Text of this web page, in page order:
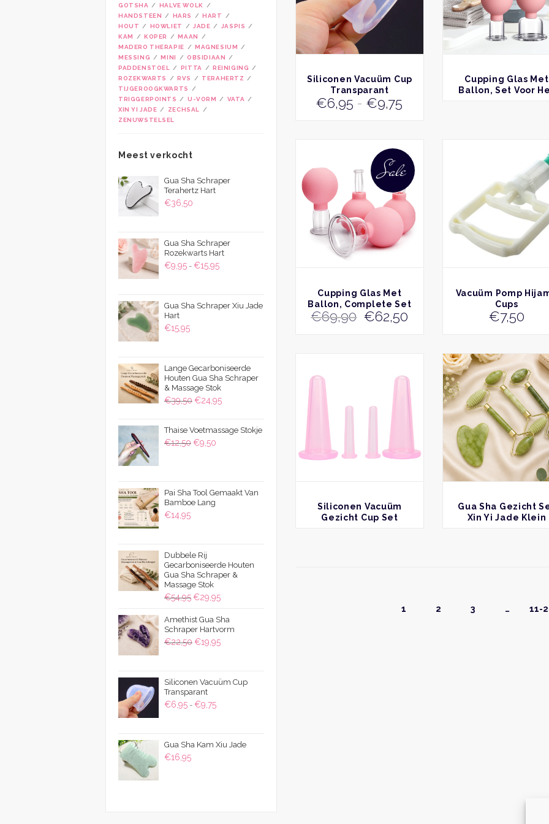
BEKIJK
productpagina
Siliconen Vacuüm Cup
Transparant
€6,95 - €9,75
BEKIJK
Cupping Glas Met
Ballon, Set Voor
BEKIJK
Sale
Cupping Glas Met
Ballon, Complete Set
Nieuwe Stijl
€69,90 Oorspronkelijke
€62,50
€62,50.
BEKIJK
Vacuüm Pomp
Cups
€7,50
BEKIJK
Siliconen Vacuüm
Gezicht Cup Set
BEKIJK
Gua Sha Gezicht
Xin Yi Jade Klein
1 2 3 … 11-
GOTSHA
HALVE WOLK
HANDSTEEN
HARS
HART
HOUT
HOWLIET JADE
JASPIS
KAM
KOPER
MAAN
MADERO THERAPIE
MAGNESIUM
MESSING
MINI
OBSIDIAAN
PADDENSTOEL
PITTA
REINIGING
ROZEKWARTS
RVS
TERAHERTZ
TIJGEROOGKWARTS
TRIGGERPOINTS
U-VORM
VATA
XIN YI JADE
ZECHSAL
ZENUWSTELSEL
Meest verkocht
Gua Sha Schraper
Terahertz Hart
€36,50
Gua Sha Schraper
Rozekwarts Hart
€9,95 - €15,95Prijsklasse:
€15,95
Gua Sha Schraper Xiu Jade
Hart
€15,95
Lange Gecarboniseerde
Houten Gua Sha Schraper
& Massage Stok
€39,50 Oorspronkelijke
was:
€39,50.
€24,95Huidige
is:
Thaise Voetmassage Stokje
€12,50 Oorspronkelijke
€9,50Huidige
Pai Sha Tool Gemaakt Van
Bamboe Lang
€14,95
Dubbele Rij
Gecarboniseerde Houten
Gua Sha Schraper &
Massage Stok
€54,95 Oorspronkelijke
was:
€54,95.
€29,95Huidige
is:
€29,95.
Amethist Gua Sha
Schraper Hartvorm
€22,50 Oorspronkelijke
€22,50.
€19,95Huidige
€19,95.
Siliconen Vacuüm Cup
Transparant
€6,95 - €9,75Prijsklasse:
€9,75
Gua Sha Kam Xiu Jade
€16,95